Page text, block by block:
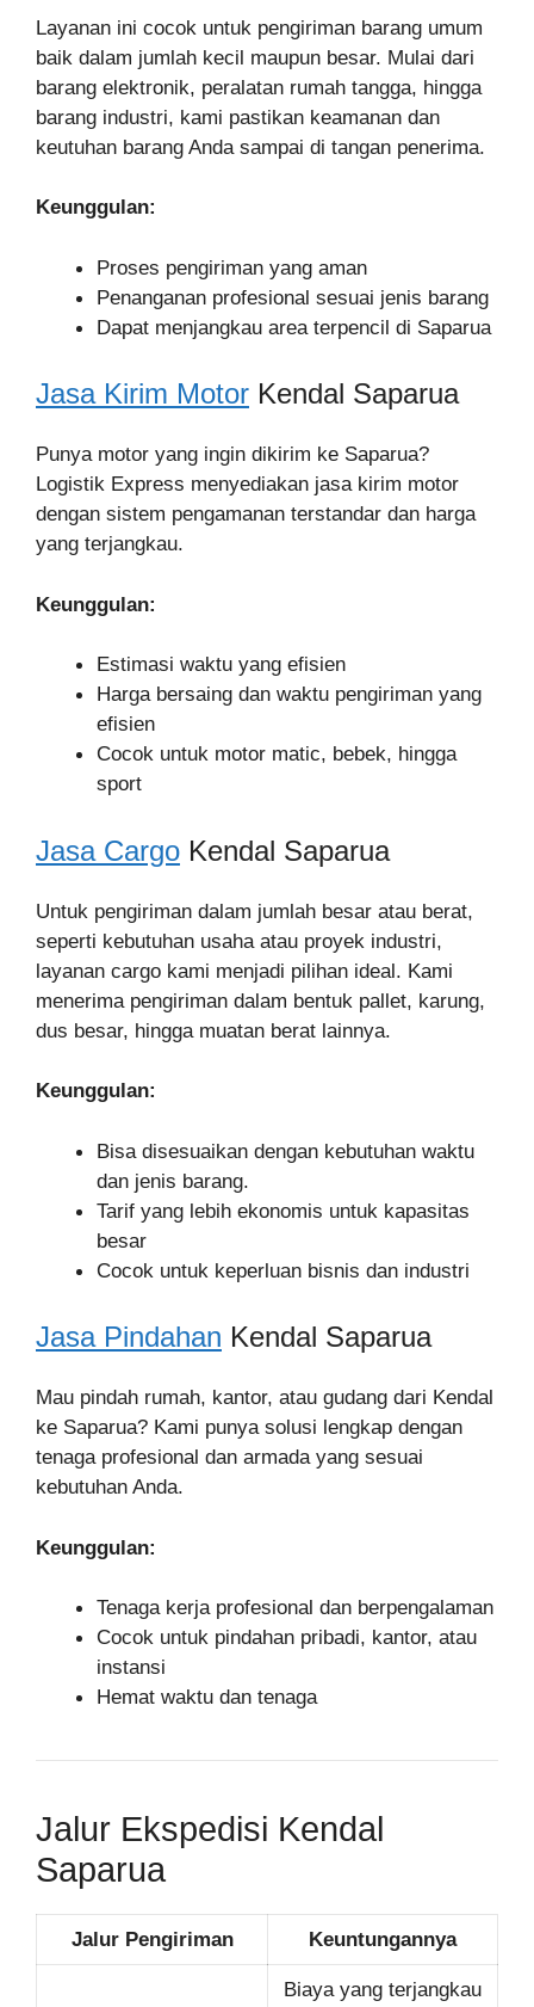
Layanan ini cocok untuk pengiriman barang umum
baik dalam jumlah kecil maupun besar. Mulai dari
barang elektronik, peralatan rumah tangga, hingga
barang industri, kami pastikan keamanan dan
keutuhan barang Anda sampai di tangan penerima.
Keunggulan:
Proses pengiriman yang aman
Penanganan profesional sesuai jenis barang
Dapat menjangkau area terpencil di Saparua
Jasa Kirim Motor Kendal Saparua
Punya motor yang ingin dikirim ke Saparua?
Logistik Express menyediakan jasa kirim motor
dengan sistem pengamanan terstandar dan harga
yang terjangkau.
Keunggulan:
Estimasi waktu yang efisien
Harga bersaing dan waktu pengiriman yang
efisien
Cocok untuk motor matic, bebek, hingga
sport
Jasa Cargo Kendal Saparua
Untuk pengiriman dalam jumlah besar atau berat,
seperti kebutuhan usaha atau proyek industri,
layanan cargo kami menjadi pilihan ideal. Kami
menerima pengiriman dalam bentuk pallet, karung,
dus besar, hingga muatan berat lainnya.
Keunggulan:
Bisa disesuaikan dengan kebutuhan waktu
dan jenis barang.
Tarif yang lebih ekonomis untuk kapasitas
besar
Cocok untuk keperluan bisnis dan industri
Jasa Pindahan Kendal Saparua
Mau pindah rumah, kantor, atau gudang dari Kendal
ke Saparua? Kami punya solusi lengkap dengan
tenaga profesional dan armada yang sesuai
kebutuhan Anda.
Keunggulan:
Tenaga kerja profesional dan berpengalaman
Cocok untuk pindahan pribadi, kantor, atau
instansi
Hemat waktu dan tenaga
Jalur Ekspedisi Kendal
Saparua
Jalur Pengiriman Keuntungannya
Biaya yang terjangkau